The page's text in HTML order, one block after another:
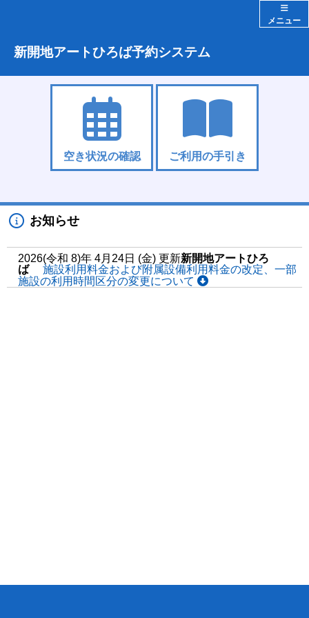
メニュー
新開地アートひろば予約システム
空き状況の確認 ご利用の手引き
お知らせ
2026(令和 8)年 4月24日 (金) 更新新開地アートひろ
ば
施設利用料金および附属設備利用料金の改定、一部
施設の利用時間区分の変更について